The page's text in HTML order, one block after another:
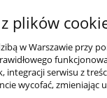
plików
w Warszawie
integracji serwisu z
wycofać, zmieniając